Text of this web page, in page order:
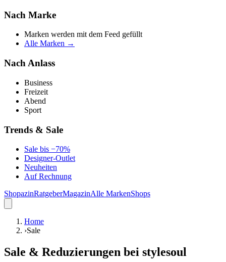
Nach Marke
Marken werden mit dem Feed gefüllt
Alle Marken →
Nach Anlass
Business
Freizeit
Abend
Sport
Trends & Sale
Sale bis −70%
Designer-Outlet
Neuheiten
Auf Rechnung
ShopazinRatgeberMagazinAlle MarkenShops
Home
›Sale
Sale & Reduzierungen bei stylesoul